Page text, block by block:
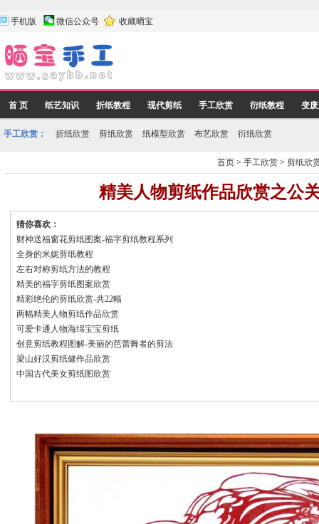
手机版 微信公众号 收藏晒宝
首 页 纸艺知识 折纸教程 现代剪纸 手工欣赏 衍纸教程 变
手工欣赏： 折纸欣赏 剪纸欣赏 纸模型欣赏 布艺欣赏 衍纸欣赏
首页 >手工欣赏 >剪纸欣
精美人物剪纸作品欣赏之公
猜你喜欢：
财神送福窗花剪纸图案-福字剪纸教程系列
全身的米妮剪纸教程
左右对称剪纸方法的教程
精美的福字剪纸图案欣赏
精彩绝伦的剪纸欣赏-共22幅
两幅精美人物剪纸作品欣赏
可爱卡通人物海绵宝宝剪纸
创意剪纸教程图解-美丽的芭蕾舞者的剪法
梁山好汉剪纸健作品欣赏
中国古代美女剪纸图欣赏